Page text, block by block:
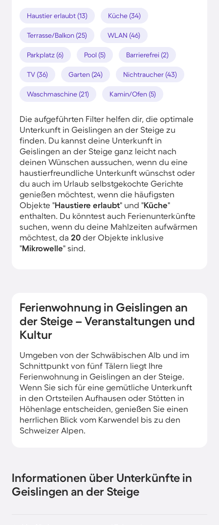
Haustier erlaubt (13) Küche (34)
Terrasse/Balkon (25) WLAN (46)
Parkplatz (6) Pool (5) Barrierefrei (2)
TV (36) Garten (24) Nichtraucher (43)
Waschmaschine (21) Kamin/Ofen (5)
Die aufgeführten Filter helfen dir, die optimale
Unterkunft in Geislingen an der Steige zu
finden. Du kannst deine Unterkunft in
Geislingen an der Steige ganz leicht nach
deinen Wünschen aussuchen, wenn du eine
haustierfreundliche Unterkunft wünschst oder
du auch im Urlaub selbstgekochte Gerichte
genießen möchtest, wenn die häufigsten
Objekte "Haustiere erlaubt" und "Küche"
enthalten. Du könntest auch Ferienunterkünfte
suchen, wenn du deine Mahlzeiten aufwärmen
möchtest, da 20 der Objekte inklusive
"Mikrowelle" sind.
Ferienwohnung in Geislingen an
der Steige – Veranstaltungen und
Kultur
Umgeben von der Schwäbischen Alb und im
Schnittpunkt von fünf Tälern liegt Ihre
Ferienwohnung in Geislingen an der Steige.
Wenn Sie sich für eine gemütliche Unterkunft
in den Ortsteilen Aufhausen oder Stötten in
Höhenlage entscheiden, genießen Sie einen
herrlichen Blick vom Karwendel bis zu den
Schweizer Alpen.
Informationen über Unterkünfte in
Geislingen an der Steige